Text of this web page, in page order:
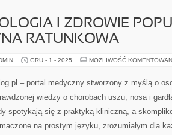
I ZDROWIE
RATUNKOWA
GRU - 1 - 2025 MOŻLIWOŚĆ
– portal medyczny stworzony z myślą o
wiedzy o chorobach uszu, nosa i
spotykają się z praktyką kliniczną, a
na prostym języku, zrozumiałym dla